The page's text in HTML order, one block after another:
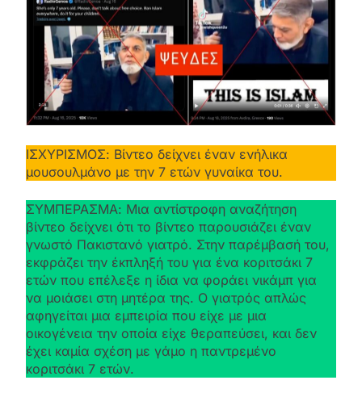
ΙΣΧΥΡΙΣΜΟΣ: Βίντεο δείχνει έναν ενήλικα
μουσουλμάνο με την 7 ετών γυναίκα του.
ΣΥΜΠΕΡΑΣΜΑ: Μια αντίστροφη αναζήτηση
βίντεο δείχνει ότι το βίντεο παρουσιάζει έναν
γνωστό Πακιστανό γιατρό. Στην παρέμβασή του,
εκφράζει την έκπληξή του για ένα κοριτσάκι 7
ετών που επέλεξε η ίδια να φοράει νικάμπ για
να μοιάσει στη μητέρα της. Ο γιατρός απλώς
αφηγείται μια εμπειρία που είχε με μια
οικογένεια την οποία είχε θεραπεύσει, και δεν
έχει καμία σχέση με γάμο η παντρεμένο
κοριτσάκι 7 ετών.